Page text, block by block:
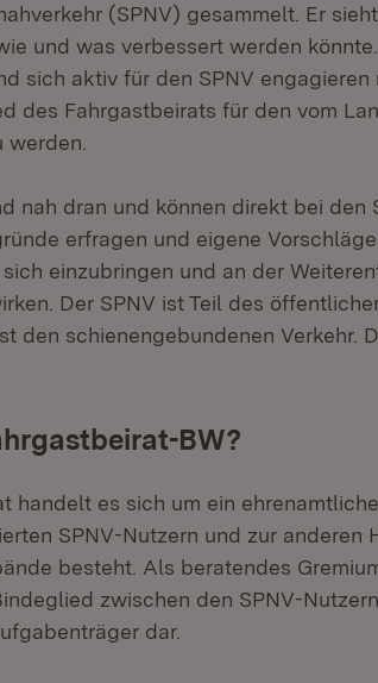
(SPNV) gesammelt. Er
und was verbessert werden
sich aktiv für den SPNV
des Fahrgastbeirats für den vom
nah dran und können direkt bei den
erfragen und eigene
einzubringen und an der
Der SPNV ist Teil des
den schienengebundenen Verkehr.
BW?
handelt es sich um ein
SPNV-Nutzern und zur anderen
besteht. Als beratendes
zwischen den SPNV-
dar.